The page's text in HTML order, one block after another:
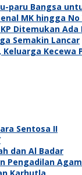
paru Bangsa
MK hingga
Ditemukan
Semakin Lancar
Sentosa II
dan Al Badar
Pengadilan